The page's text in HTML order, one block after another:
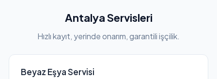
Antalya Servisleri
Hızlı kayıt, yerinde onarım, garantili işçilik.
Beyaz Eşya Servisi